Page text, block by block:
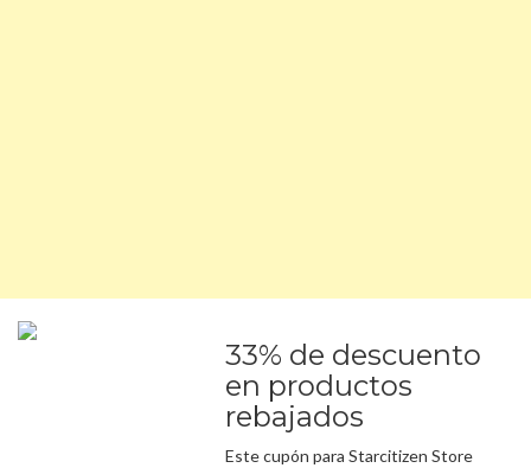
33% de descuento
en productos
rebajados
Este cupón para Starcitizen Store